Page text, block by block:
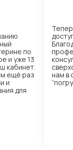
по
и уже 13
кабинет.
ещё раз
и
для
нам в